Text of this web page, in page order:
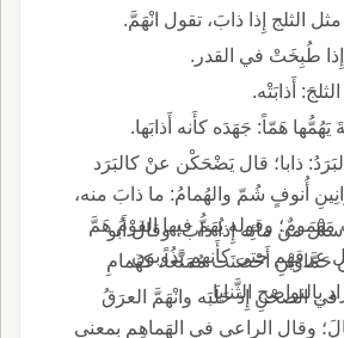
الثلج إِذا ذابَ، تقول انْهَمَّ.
طُبِخَتْ في القدر.
أَذابَتْه.
يَهُمُّها هَمّاً: جَهَدَه كأَنه أَذابَها.
ذابا؛ قال يَضْحَكْن عنْ كالبَرَد
أُنوفٍ شُمّ والهُمامُ: ما ذابَ منه،
وقوله يُهَمُّ فيها القوْمُ هَمَّ
عرقهم حتى كأَنهم يَذُوبون.
سالَ من مائِه إِذا ذابَ؛ وقال أَبو
حَمَّاوَيْنِ أَحْصَنَت مُمَنَّعاً، كهُمامِ
بالنواصح الثَّنايا.
في الصحْنِ إِذ حَلَبَه وانْهَمَّ العرَقُ
وقال الراعي في الهَماهِم بمعنى